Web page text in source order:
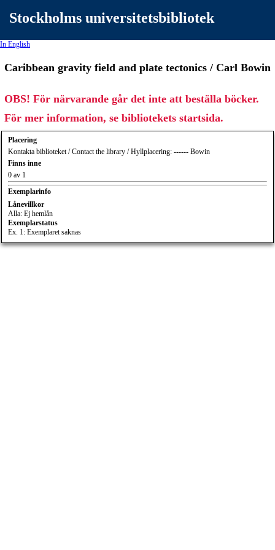
Stockholms universitetsbibliotek
In English
Caribbean gravity field and plate tectonics / Carl Bowin
OBS! För närvarande går det inte att beställa böcker.
För mer information, se bibliotekets startsida.
Placering
Kontakta biblioteket / Contact the library / Hyllplacering: ------ Bowin
Finns inne
0 av 1
Exemplarinfo
Lånevillkor
Alla: Ej hemlån
Exemplarstatus
Ex. 1: Exemplaret saknas